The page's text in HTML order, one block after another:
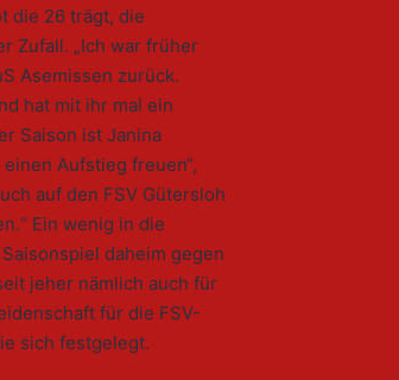
die 26 trägt, die
Zufall. „Ich war früher
Asemissen zurück.
hat mit ihr mal ein
Saison ist Janina
Aufstieg freuen“,
auf den FSV Gütersloh
Ein wenig in die
daheim gegen
jeher nämlich auch für
für die FSV-
sich festgelegt.